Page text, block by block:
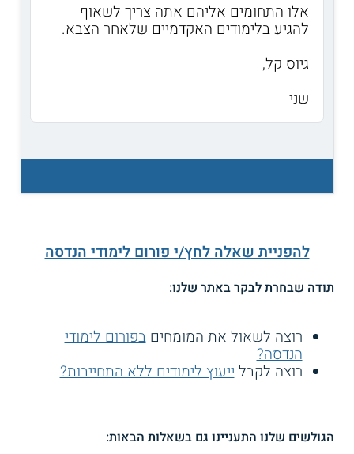
אלו התחומים אליהם אתה צריך לשאוף
להגיע בלימודים האקדמיים שלאחר הצבא.
גיוס קל,
שני
להפניית שאלה לחץ/י פורום לימודי הנדסה
תודה שבחרת לבקר באתר שלנו:
רוצה לשאול את המומחיםבפורום לימודי
הנדסה?
רוצה לקבלייעוץ לימודים ללא התחייבות?
הגולשים שלנו התעניינו גם בשאלות הבאות: